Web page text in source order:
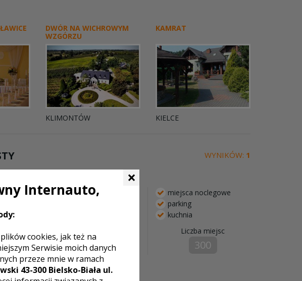
DWÓR NA WICHROWYM
WZGÓRZU
KLIMONTÓW
KAMRAT
KIELCE
WYNIKÓW: 1
Lipowy Dwór, dodaje uroku i
dla 600 gości.
miejsca noclegowe
parking
kuchnia
Liczba miejsc
300
×
Internauto,
cookies, jak też na
Serwisie moich danych
przeze mnie w ramach
43-300 Bielsko-Biała ul.